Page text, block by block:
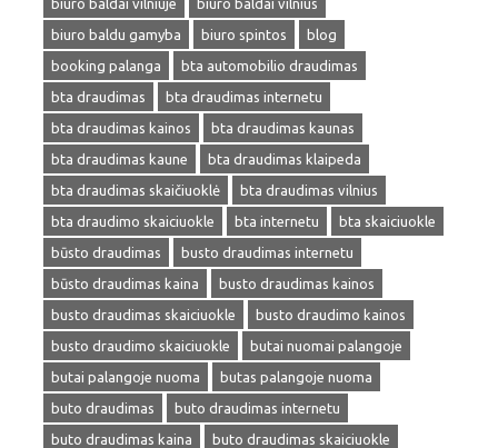
biuro baldai vilniuje
biuro baldai vilnius
biuro baldu gamyba
biuro spintos
blog
booking palanga
bta automobilio draudimas
bta draudimas
bta draudimas internetu
bta draudimas kainos
bta draudimas kaunas
bta draudimas kaune
bta draudimas klaipeda
bta draudimas skaičiuoklė
bta draudimas vilnius
bta draudimo skaiciuokle
bta internetu
bta skaiciuokle
būsto draudimas
busto draudimas internetu
būsto draudimas kaina
busto draudimas kainos
busto draudimas skaiciuokle
busto draudimo kainos
busto draudimo skaiciuokle
butai nuomai palangoje
butai palangoje nuoma
butas palangoje nuoma
buto draudimas
buto draudimas internetu
buto draudimas kaina
buto draudimas skaiciuokle